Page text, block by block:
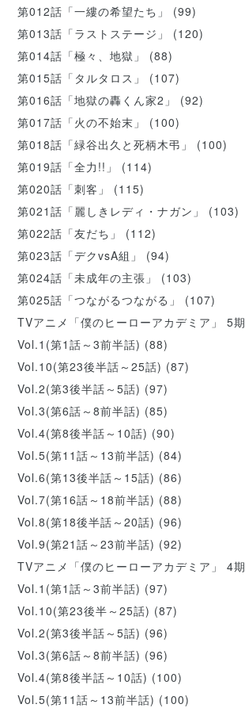
第012話「一縷の希望たち」
(99)
第013話「ラストステージ」
(120)
第014話「極々、地獄」
(88)
第015話「タルタロス」
(107)
第016話「地獄の轟くん家2」
(92)
第017話「火の不始末」
(100)
第018話「緑谷出久と死柄木弔」
(100)
第019話「全力!!」
(114)
第020話「刺客」
(115)
第021話「麗しきレディ・ナガン」
(103)
第022話「友だち」
(112)
第023話「デクvsA組」
(94)
第024話「未成年の主張」
(103)
第025話「つながるつながる」
(107)
TVアニメ「僕のヒーローアカデミア」 5期
Vol.1(第1話～3前半話) (88)
Vol.10(第23後半話～25話) (87)
Vol.2(第3後半話～5話) (97)
Vol.3(第6話～8前半話) (85)
Vol.4(第8後半話～10話) (90)
Vol.5(第11話～13前半話) (84)
Vol.6(第13後半話～15話) (86)
Vol.7(第16話～18前半話) (88)
Vol.8(第18後半話～20話) (96)
Vol.9(第21話～23前半話) (92)
TVアニメ「僕のヒーローアカデミア」 4期
Vol.1(第1話～3前半話) (97)
Vol.10(第23後半～25話) (87)
Vol.2(第3後半話～5話) (96)
Vol.3(第6話～8前半話) (96)
Vol.4(第8後半話～10話) (100)
Vol.5(第11話～13前半話) (100)